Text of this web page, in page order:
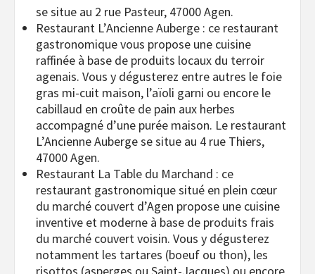
se situe au 2 rue Pasteur, 47000 Agen.
Restaurant L’Ancienne Auberge : ce restaurant
gastronomique vous propose une cuisine
raffinée à base de produits locaux du terroir
agenais. Vous y dégusterez entre autres le foie
gras mi-cuit maison, l’aïoli garni ou encore le
cabillaud en croûte de pain aux herbes
accompagné d’une purée maison. Le restaurant
L’Ancienne Auberge se situe au 4 rue Thiers,
47000 Agen.
Restaurant La Table du Marchand : ce
restaurant gastronomique situé en plein cœur
du marché couvert d’Agen propose une cuisine
inventive et moderne à base de produits frais
du marché couvert voisin. Vous y dégusterez
notamment les tartares (boeuf ou thon), les